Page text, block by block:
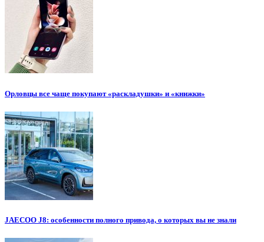
Орловцы все чаще покупают «раскладушки» и «книжки»
JAECOO J8: особенности полного привода, о которых вы не знали